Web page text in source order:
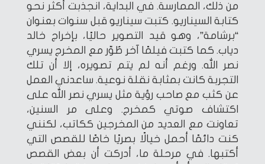
من ذلك، الممارسة. في البداية، انجذبت أكثر نحو
كتابة السيناريو. كتبت سيناريو قبل سنوات بعنوان
“برشامة”، وهو قيد التصوير حاليًا، بإخراج خالد
دياب. كما كتبت فيلمًا آخر طُوّر مع المخرج يسري
نصر الله. ورغم أنه لم يتم تصويره، إلا أن تلك
التجربة كانت بمثابة نقلة نوعية. ساعدني العمل
عن كثب مع صاحب رؤية مثل يسري نصر الله على
اكتشاف صوتي كمخرج. وعلى مر السنين،
تعاونت مع العديد من المخرجين ككاتب، لكنني
كنت دائمًا أحمل خيالًا بصريًا خاصًا للقصص التي
أكتبها. في مرحلة ما، أدركت أن بعض القصص